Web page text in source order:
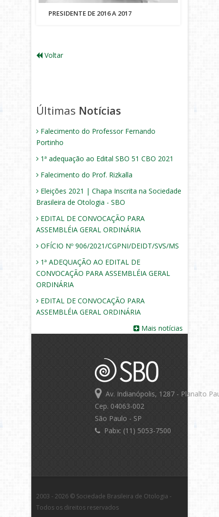
PRESIDENTE DE 2016 A 2017
Voltar
Últimas Notícias
Falecimento do Professor Fernando
Portinho
1ª adequação ao Edital SBO 51 CBO 2021
Falecimento do Prof. Rizkalla
Eleições 2021 | Chapa Inscrita na Sociedade
Brasileira de Otologia - SBO
EDITAL DE CONVOCAÇÃO PARA
ASSEMBLÉIA GERAL ORDINÁRIA
OFÍCIO Nº 906/2021/CGPNI/DEIDT/SVS/MS
1ª ADEQUAÇÃO AO EDITAL DE
CONVOCAÇÃO PARA ASSEMBLÉIA GERAL
ORDINÁRIA
EDITAL DE CONVOCAÇÃO PARA
ASSEMBLÉIA GERAL ORDINÁRIA
Mais notícias
Av. Indianópolis, 1287 - Planalto
Cep. 04063-002
São Paulo - SP
Pabx: (11) 5053-7500
2003 - 2026 © Sociedade Brasileira de Otologia -
Todos os direitos reservados